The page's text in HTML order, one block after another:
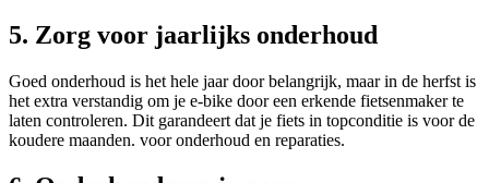
5. Zorg voor jaarlijks onderhoud
Goed onderhoud is het hele jaar door belangrijk, maar in de herfst is
het extra verstandig om je e-bike door een erkende fietsenmaker te
laten controleren. Dit garandeert dat je fiets in topconditie is voor de
koudere maanden. voor onderhoud en reparaties.